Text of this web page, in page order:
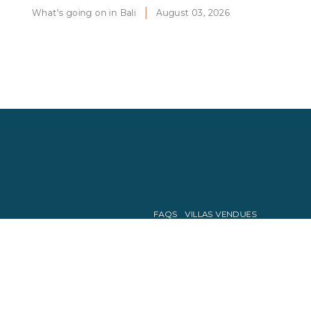
What's going on in Bali August 03, 2026
FAQS
VILLAS VENDUES